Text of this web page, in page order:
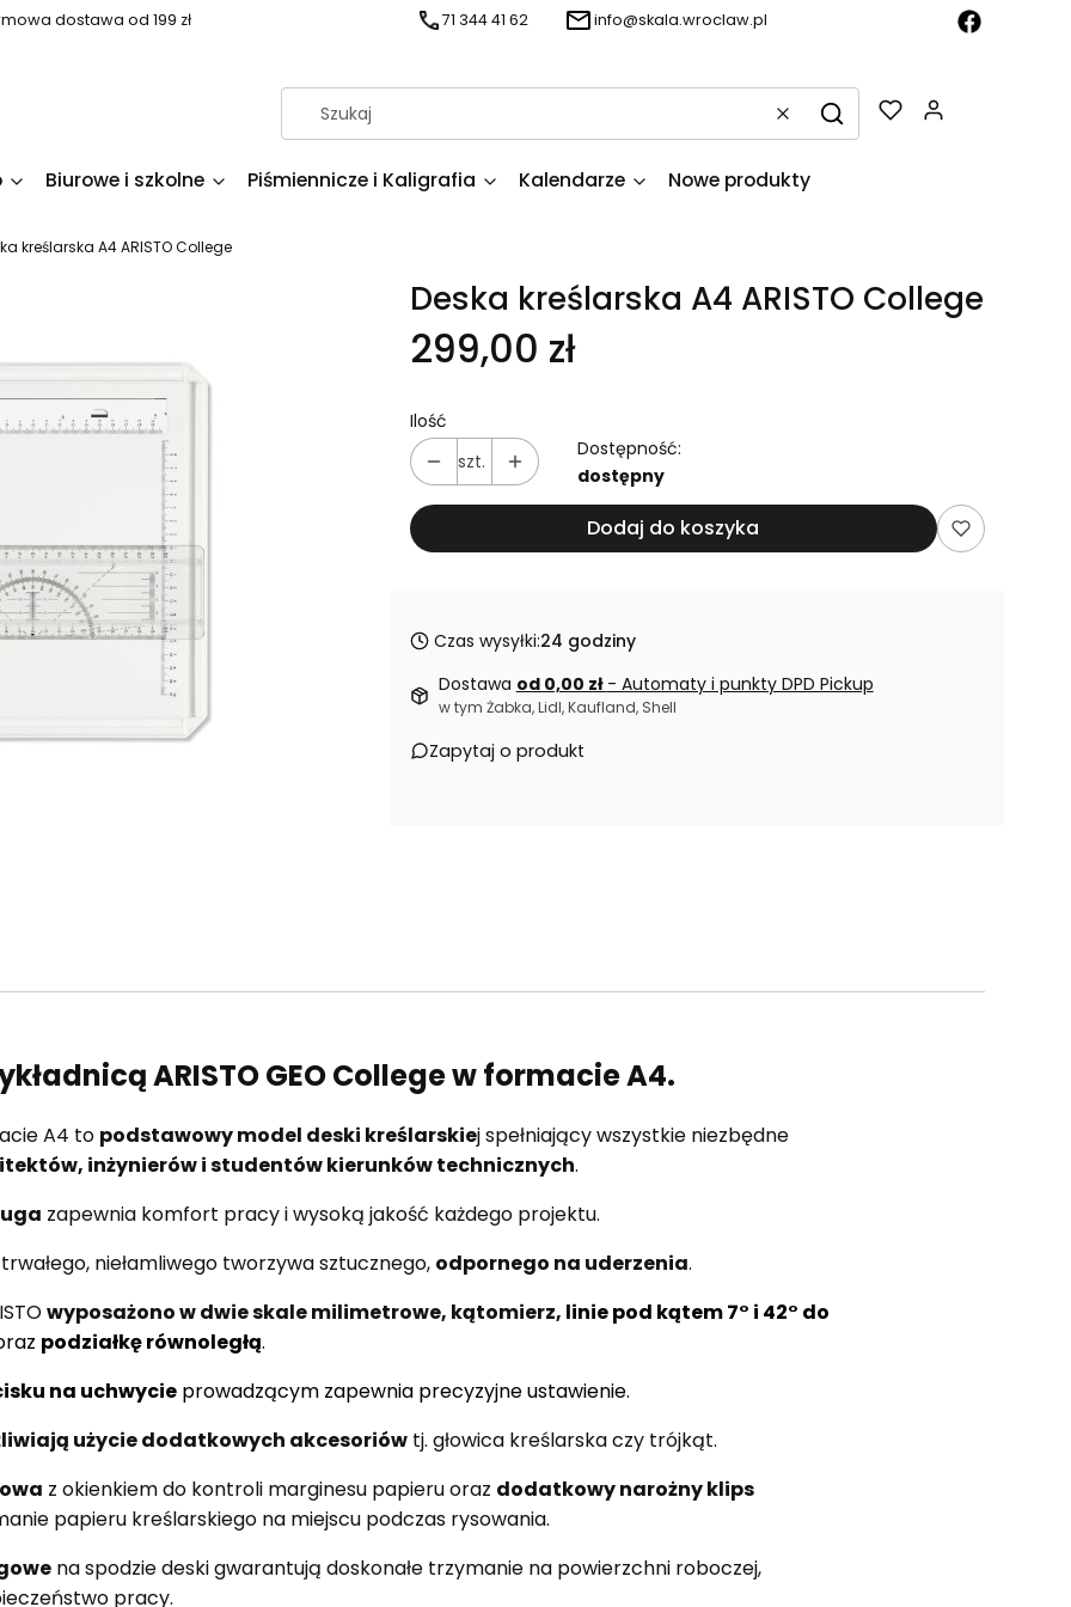
dostawa od 199 zł 71 344 41 62 info@skala.wroclaw.pl
WyczyśćSzukaj
Biurowe i szkolne Piśmiennicze i Kaligrafia Kalendarze Nowe produkty
kreślarska A4 ARISTO College
Deska kreślarska A4 ARISTO College
299,00 zł
Ilość
szt.
Dostępność:
dostępny
Dodaj do koszyka
Czas wysyłki:24 godziny
Dostawa od 0,00 zł - Automaty i punkty DPD Pickup
w tym Żabka, Lidl, Kaufland, Shell
Zapytaj o produkt
ARISTO GEO College w formacie A4.
A4 to podstawowy model deski kreślarskiej spełniający wszystkie niezbędne
inżynierów i studentów kierunków technicznych.
zapewnia komfort pracy i wysoką jakość każdego projektu.
niełamliwego tworzywa sztucznego, odpornego na uderzenia.
wyposażono w dwie skale milimetrowe, kątomierz, linie pod kątem 7° i 42° do
podziałkę równoległą.
na uchwycieprowadzącym zapewnia precyzyjne ustawienie.
użycie dodatkowych akcesoriówtj. głowica kreślarska czy trójkąt.
z okienkiem do kontroli marginesu papieru oraz dodatkowy narożny klips
papieru kreślarskiego na miejscu podczas rysowania.
na spodzie deski gwarantują doskonałe trzymanie na powierzchni roboczej,
pracy.